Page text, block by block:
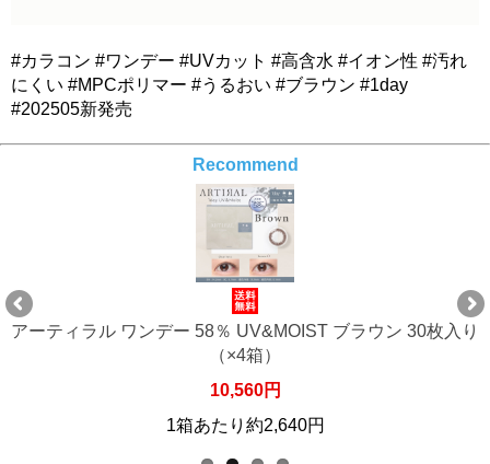
#カラコン #ワンデー #UVカット #高含水 #イオン性 #汚れ
にくい #MPCポリマー #うるおい #ブラウン #1day
#202505新発売
Recommend
アーティラル ワンデー 58％ UV&MOIST ブラウン 30枚入り
（×6箱）
15,840円
1箱あたり約2,640円